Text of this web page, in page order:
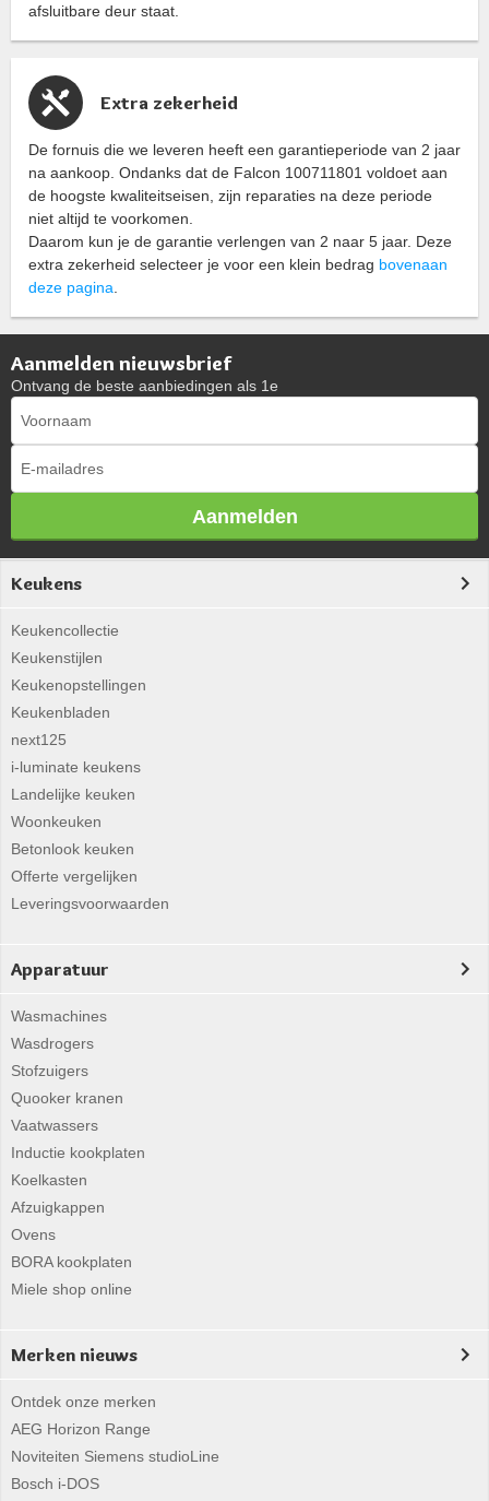
afsluitbare deur staat.
Extra zekerheid
De fornuis die we leveren heeft een garantieperiode van 2 jaar
na aankoop. Ondanks dat de Falcon 100711801 voldoet aan
de hoogste kwaliteitseisen, zijn reparaties na deze periode
niet altijd te voorkomen.
Daarom kun je de garantie verlengen van 2 naar 5 jaar. Deze
extra zekerheid selecteer je voor een klein bedrag bovenaan
deze pagina
Aanmelden nieuwsbrief
Ontvang de beste aanbiedingen als 1e
Aanmelden
Keukens
Keukencollectie
Keukenstijlen
Keukenopstellingen
Keukenbladen
next125
i-luminate keukens
Landelijke keuken
Woonkeuken
Betonlook keuken
Offerte vergelijken
Leveringsvoorwaarden
Apparatuur
Wasmachines
Wasdrogers
Stofzuigers
Quooker kranen
Vaatwassers
Inductie kookplaten
Koelkasten
Afzuigkappen
Ovens
BORA kookplaten
Miele shop online
Merken nieuws
Ontdek onze merken
AEG Horizon Range
Noviteiten Siemens studioLine
Bosch i-DOS